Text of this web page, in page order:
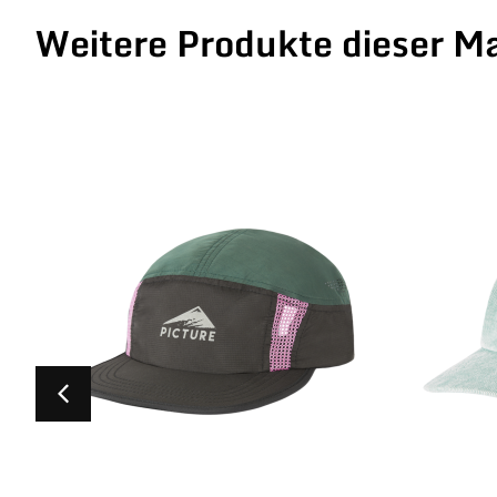
Weitere Produkte dieser